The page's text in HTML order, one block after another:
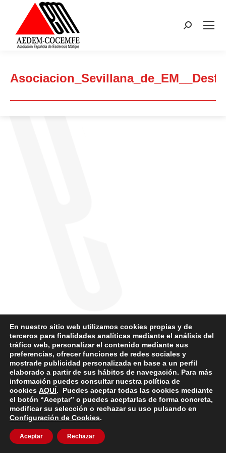
Buscar:
En nuestro sitio web utilizamos cookies propias y de
terceros para finalidades analíticas mediante el análisis del
tráfico web, personalizar el contenido mediante sus
preferencias, ofrecer funciones de redes sociales y
mostrarle publicidad personalizada en base a un perfil
elaborado a partir de sus hábitos de navegación. Para más
información puedes consultar nuestra política de
cookies AQUÍ. Puedes aceptar todas las cookies mediante
el botón “Aceptar” o puedes aceptarlas de forma concreta,
modificar su selección o rechazar su uso pulsando en
Configuración de Cookies.
Aceptar Rechazar